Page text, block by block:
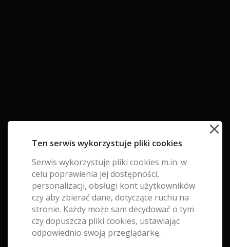
DANE KONTAKTOWE
ul. Tatarska 9 LU2, Kraków
Tel:+48 578 200 402
Ten serwis wykorzystuje pliki cookies
Serwis wykorzystuje pliki cookies m.in. w
celu poprawienia jej dostępności,
personalizacji, obsługi kont użytkowników
czy aby zbierać dane, dotyczące ruchu na
stronie. Każdy może sam decydować o tym
czy dopuszcza pliki cookies, ustawiając
odpowiednio swoją przeglądarkę.